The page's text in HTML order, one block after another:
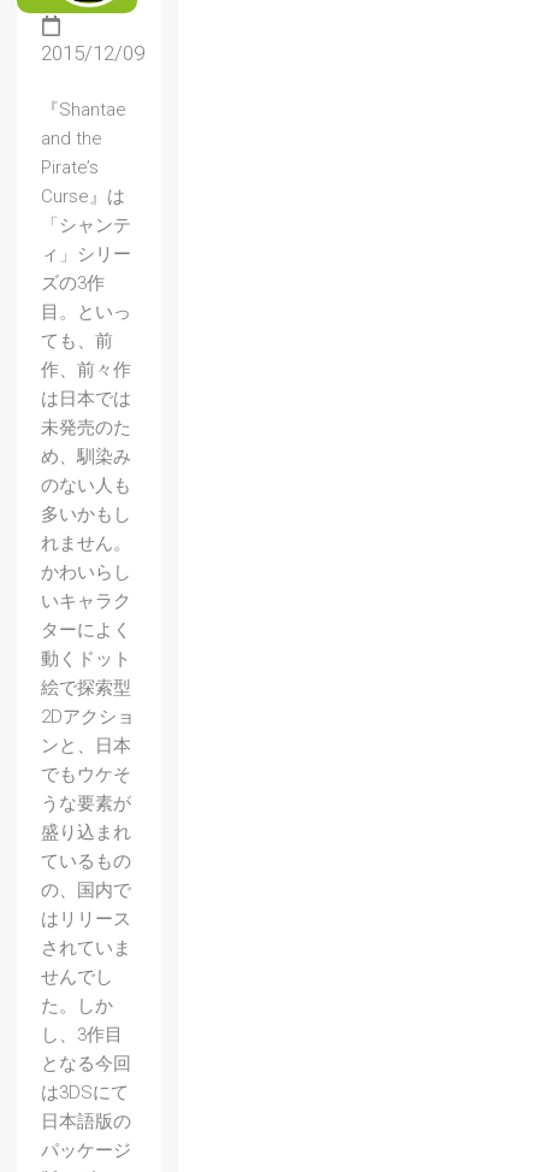
2015/12/09
『Shantae
and the
Pirate’s
Curse』は
「シャンテ
ィ」シリー
ズの3作
目。といっ
ても、前
作、前々作
は日本では
未発売のた
め、馴染み
のない人も
多いかもし
れません。
かわいらし
いキャラク
ターによく
動くドット
絵で探索型
2Dアクショ
ンと、日本
でもウケそ
うな要素が
盛り込まれ
ているもの
の、国内で
はリリース
されていま
せんでし
た。しか
し、3作目
となる今回
は3DSにて
日本語版の
パッケージ
【Star
Wars
バトル